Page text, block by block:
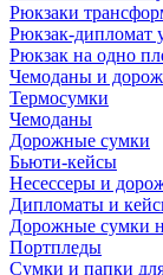
Рюкзаки
Рюкзак-дипломат
Рюкзак на одно
Чемоданы и
Термосумки
Чемоданы
Дорожные сумки
Бьюти-кейсы
Несессеры и
Дипломаты и
Дорожные сумки
Портпледы
Сумки и папки